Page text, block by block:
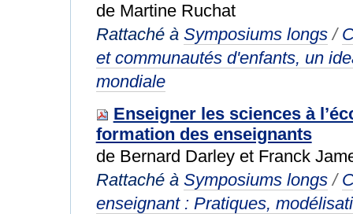
de Martine Ruchat
Rattaché à Symposiums longs /
et communautés d'enfants, un
mondiale
Enseigner les sciences à
formation des enseignants
de Bernard Darley et Franck
Rattaché à Symposiums longs /
enseignant : Pratiques,